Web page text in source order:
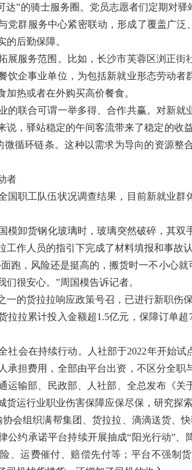
达”的骑士服务圈。党员志愿者们定期对
党群服务中心紧密联动，形成了覆盖广
的后勤保障。
服务范围。比如，长沙市芙蓉区浏正街
饮企事业单位，为包括新就业形态劳动
热或者在外购买高价餐食。
联合可谓一举多得、合作共赢。对新就
说，驿站稳定的午间客流带来了稳定的收
微循环链条。这种以需求为导向的资源
者
职工队伍状况调查结果，目前新就业群
卸货钢化玻璃时，玻璃突然破碎，其双
工作人员的指引下完成了材料填报和事故
，风险还是挺高的，搬货时一不小心就
很安心。”周国模告诉记者。
的货拉拉响应政策号召，已进行新职伤
拉拉累计投入金额超1.5亿元，保障订单
会在持续行动。人社部于2022年开始试
承担费用，全部由平台出资，不区分全
运输部、民政部、人社部、全总发布《
货运行业职业伤害保障应保尽保，研究探
组织满帮集团、货拉拉、滴滴送货、
公约承诺平台持续开展抽成“阳光行动”
、运费催付、赔偿先付等；平台不强制